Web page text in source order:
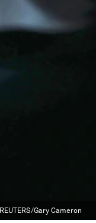
REUTERS/Gary Cameron